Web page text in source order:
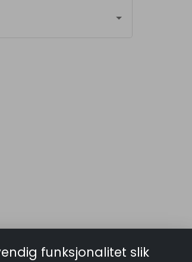
funksjonalitet slik